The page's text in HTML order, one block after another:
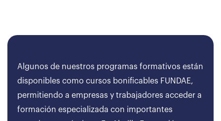
Algunos de nuestros programas formativos están
disponibles como cursos bonificables FUNDAE,
permitiendo a empresas y trabajadores acceder a
formación especializada con importantes